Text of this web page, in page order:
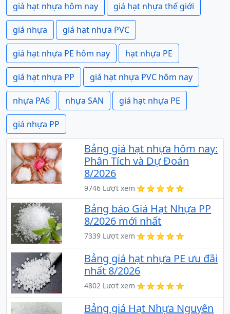
giá hạt nhựa hôm nay giá hạt nhựa thế giới
giá nhựa giá hạt nhựa PVC
giá hạt nhựa PE hôm nay hạt nhựa PE
giá hạt nhựa PP giá hạt nhựa PVC hôm nay
nhựa PA6 nhựa SAN giá hạt nhựa PE
giá nhựa PP
Bảng giá hạt nhựa hôm nay:
Phân Tích và Dự Đoán
8/2026
9746 Lượt xem
Bảng báo Giá Hạt Nhựa PP
8/2026 mới nhất
7339 Lượt xem
Bảng giá hạt nhựa PE ưu đãi
nhất 8/2026
4802 Lượt xem
Bảng giá Hạt Nhựa Nguyên